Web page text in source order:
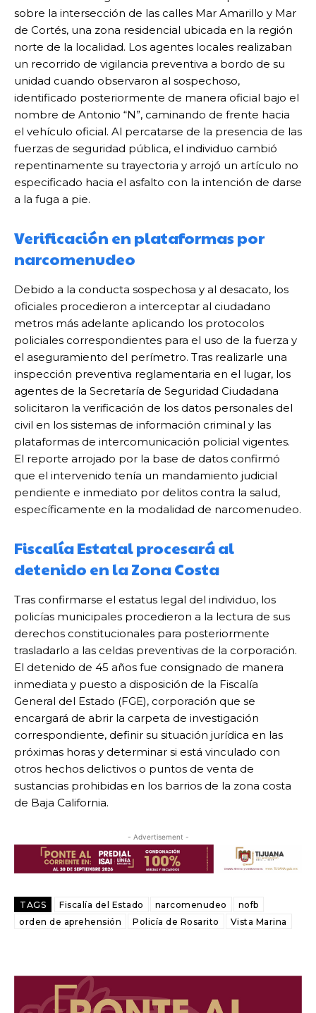
sobre la intersección de las calles Mar Amarillo y Mar
de Cortés, una zona residencial ubicada en la región
norte de la localidad. Los agentes locales realizaban
un recorrido de vigilancia preventiva a bordo de su
unidad cuando observaron al sospechoso,
identificado posteriormente de manera oficial bajo el
nombre de Antonio “N”, caminando de frente hacia
el vehículo oficial. Al percatarse de la presencia de las
fuerzas de seguridad pública, el individuo cambió
repentinamente su trayectoria y arrojó un artículo no
especificado hacia el asfalto con la intención de darse
a la fuga a pie.
Verificación en plataformas por
narcomenudeo
Debido a la conducta sospechosa y al desacato, los
oficiales procedieron a interceptar al ciudadano
metros más adelante aplicando los protocolos
policiales correspondientes para el uso de la fuerza y
el aseguramiento del perímetro. Tras realizarle una
inspección preventiva reglamentaria en el lugar, los
agentes de la Secretaría de Seguridad Ciudadana
solicitaron la verificación de los datos personales del
civil en los sistemas de información criminal y las
plataformas de intercomunicación policial vigentes.
El reporte arrojado por la base de datos confirmó
que el intervenido tenía un mandamiento judicial
pendiente e inmediato por delitos contra la salud,
específicamente en la modalidad de narcomenudeo.
Fiscalía Estatal procesará al
detenido en la Zona Costa
Tras confirmarse el estatus legal del individuo, los
policías municipales procedieron a la lectura de sus
derechos constitucionales para posteriormente
trasladarlo a las celdas preventivas de la corporación.
El detenido de 45 años fue consignado de manera
inmediata y puesto a disposición de la Fiscalía
General del Estado (FGE), corporación que se
encargará de abrir la carpeta de investigación
correspondiente, definir su situación jurídica en las
próximas horas y determinar si está vinculado con
otros hechos delictivos o puntos de venta de
sustancias prohibidas en los barrios de la zona costa
de Baja California.
- Advertisement -
TAGS Fiscalía del Estado narcomenudeo
nofb
orden de aprehensión
Policía de Rosarito Vista Marina